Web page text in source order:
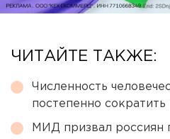
ЧИТАЙТЕ ТАКЖЕ:
Численность
постепенно
МИД призвал россиян